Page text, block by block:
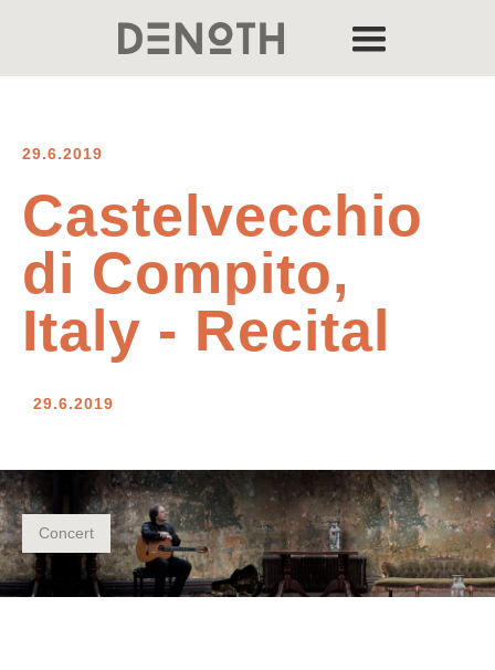
29.6.2019
Castelvecchio
di Compito,
Italy - Recital
29.6.2019
Concert